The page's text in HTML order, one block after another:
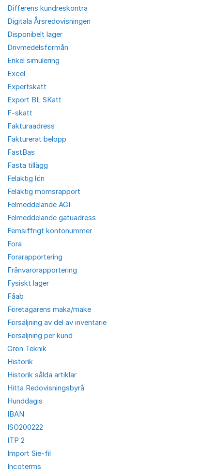
Differens kundreskontra
Digitala Årsredovisningen
Disponibelt lager
Drivmedelsförmån
Enkel simulering
Excel
Expertskatt
Export BL SKatt
F-skatt
Fakturaadress
Fakturerat belopp
FastBas
Fasta tillägg
Felaktig lön
Felaktig momsrapport
Felmeddelande AGI
Felmeddelande gatuadress
Femsiffrigt kontonummer
Fora
Forarapportering
Frånvarorapportering
Fysiskt lager
Fåab
Företagarens maka/make
Försäljning av del av inventarie
Försäljning per kund
Grön Teknik
Historik
Historik sålda artiklar
Hitta Redovisningsbyrå
Hunddagis
IBAN
ISO200222
ITP 2
Import Sie-fil
Incoterms